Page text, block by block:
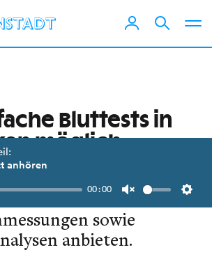
anhören
00:00
Unmute
Bluttests in
möglich
künftig
und
sowie
anbieten.